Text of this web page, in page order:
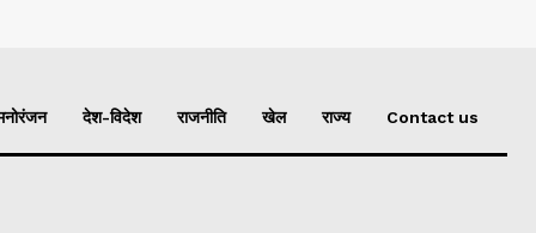
देश-विदेश राजनीति खेल राज्य Contact us